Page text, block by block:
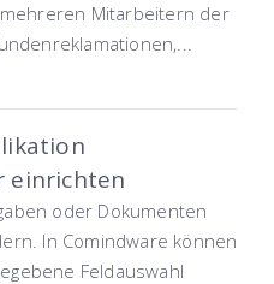
Mitarbeitern der
einrichten
oder Dokumenten
In Comindware können
Feldauswahl